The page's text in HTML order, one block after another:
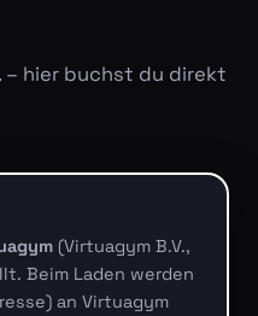
– hier buchst du direkt
(Virtuagym B.V.,
Beim Laden werden
an Virtuagym